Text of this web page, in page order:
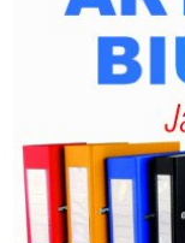
REGULAMIN